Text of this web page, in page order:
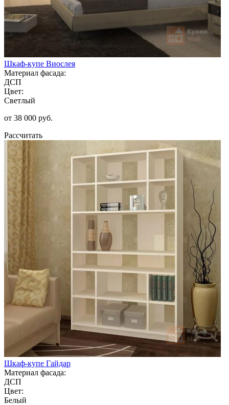
Шкаф-купе Виослея
Материал фасада:
ДСП
Цвет:
Светлый
от 38 000 руб.
Рассчитать
Шкаф-купе Гайдар
Материал фасада:
ДСП
Цвет:
Белый